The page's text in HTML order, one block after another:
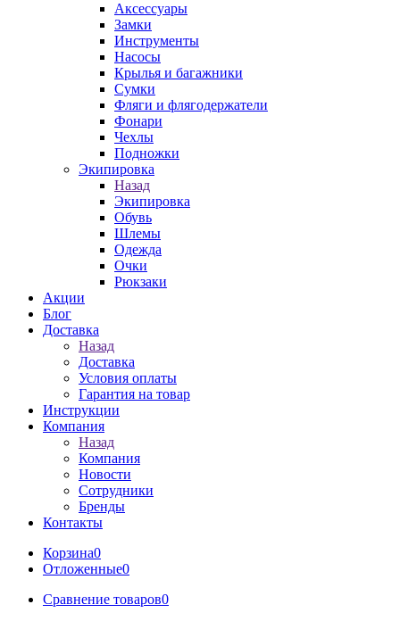
Аксессуары
Замки
Инструменты
Насосы
Крылья и багажники
Сумки
Фляги и флягодержатели
Фонари
Чехлы
Подножки
Экипировка
Назад
Экипировка
Обувь
Шлемы
Одежда
Очки
Рюкзаки
Акции
Блог
Доставка
Назад
Доставка
Условия оплаты
Гарантия на товар
Инструкции
Компания
Назад
Компания
Новости
Сотрудники
Бренды
Контакты
Корзина0
Отложенные0
Сравнение товаров0